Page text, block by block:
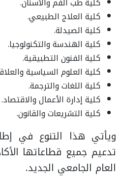
كلية العلاج الطبيعي.
كلية الصيدلة.
كلية الهندسة والتكنولوجيا.
كلية الفنون التطبيقية.
كلية العلوم السياسية
كلية اللغات والترجمة.
كلية إدارة الأعمال والاقتصاد.
كلية التشريعات والقانون.
ويأتي هذا التنوع في
تدعيم جميع قطاعاتها
العام الجامعي الجديد.